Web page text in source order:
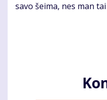
savo šeima, nes man